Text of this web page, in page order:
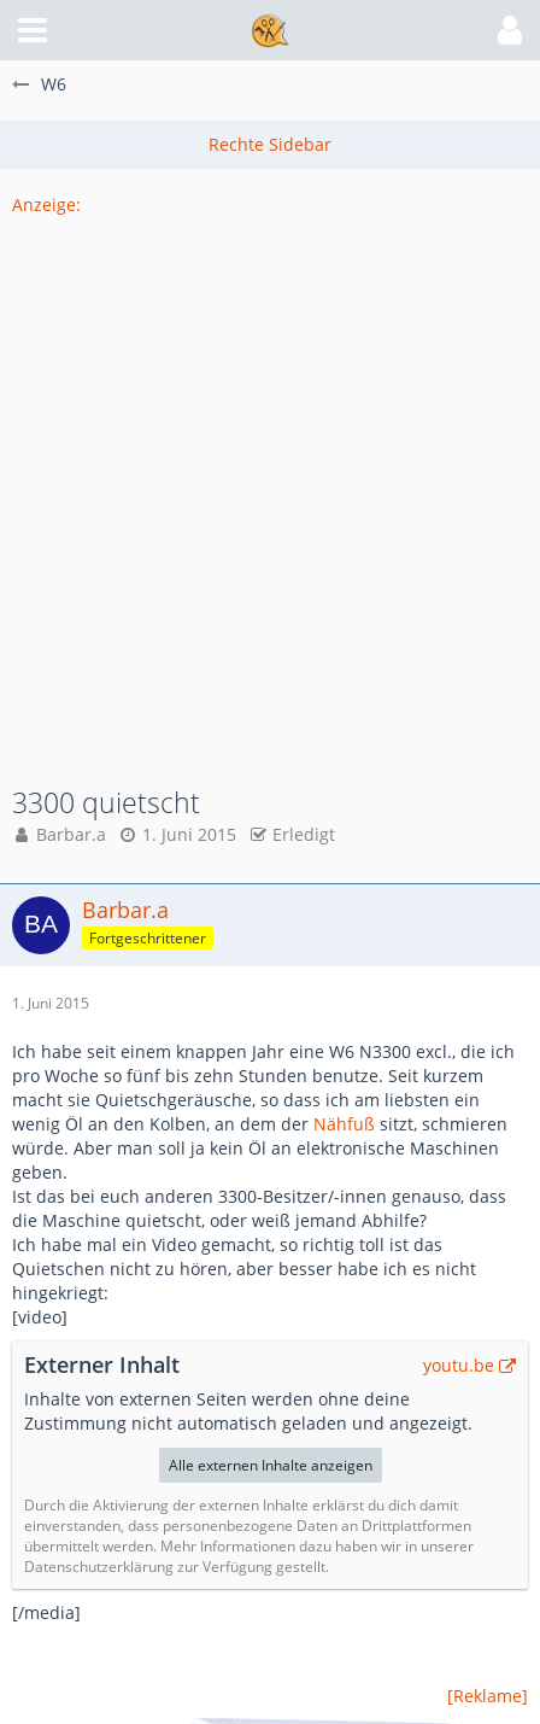
W6
Anzeige:
3300 quietscht
Barbar.a 1. Juni 2015 Erledigt
Barbar.a
Fortgeschrittener
1. Juni 2015
Ich habe seit einem knappen Jahr eine W6 N3300 excl., die ich
pro Woche so fünf bis zehn Stunden benutze. Seit kurzem
macht sie Quietschgeräusche, so dass ich am liebsten ein
wenig Öl an den Kolben, an dem der Nähfuß sitzt, schmieren
würde. Aber man soll ja kein Öl an elektronische Maschinen
geben.
Ist das bei euch anderen 3300-Besitzer/-innen genauso, dass
die Maschine quietscht, oder weiß jemand Abhilfe?
Ich habe mal ein Video gemacht, so richtig toll ist das
Quietschen nicht zu hören, aber besser habe ich es nicht
hingekriegt:
[video]
Externer Inhalt
youtu.be
Inhalte von externen Seiten werden ohne deine
Zustimmung nicht automatisch geladen und angezeigt.
Alle externen Inhalte anzeigen
Durch die Aktivierung der externen Inhalte erklärst du dich damit
einverstanden, dass personenbezogene Daten an Drittplattformen
übermittelt werden. Mehr Informationen dazu haben wir in unserer
Datenschutzerklärung zur Verfügung gestellt.
[/media]
[Reklame]